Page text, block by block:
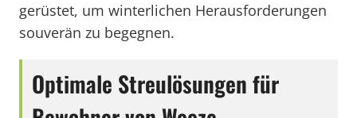
gerüstet, um winterlichen Herausforderungen
souverän zu begegnen.
Optimale Streulösungen für